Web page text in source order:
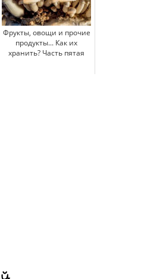
Фрукты, овощи и прочие
продукты... Как их
хранить? Часть пятая